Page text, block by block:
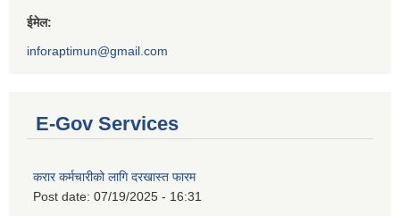
ईमेल:
inforaptimun@gmail.com
E-Gov Services
करार कर्मचारीको लागि दरखास्त फारम
Post date: 07/19/2025 - 16:31